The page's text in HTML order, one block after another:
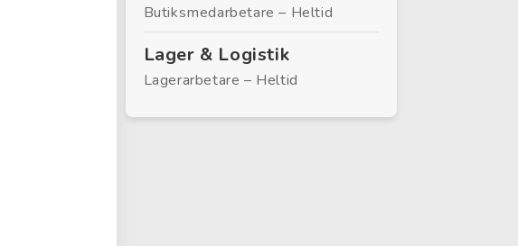
Butiksmedarbetare – Heltid
Lager & Logistik
Lagerarbetare – Heltid